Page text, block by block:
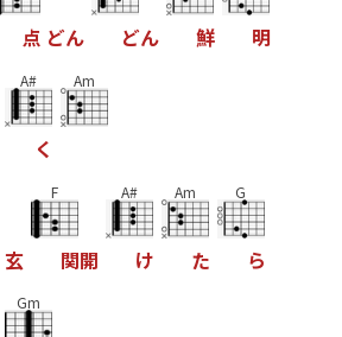
点 どん どん 鮮 明
A#
く
Am
玄
F
関開
A#
け
Am
た
G
ら
Gm